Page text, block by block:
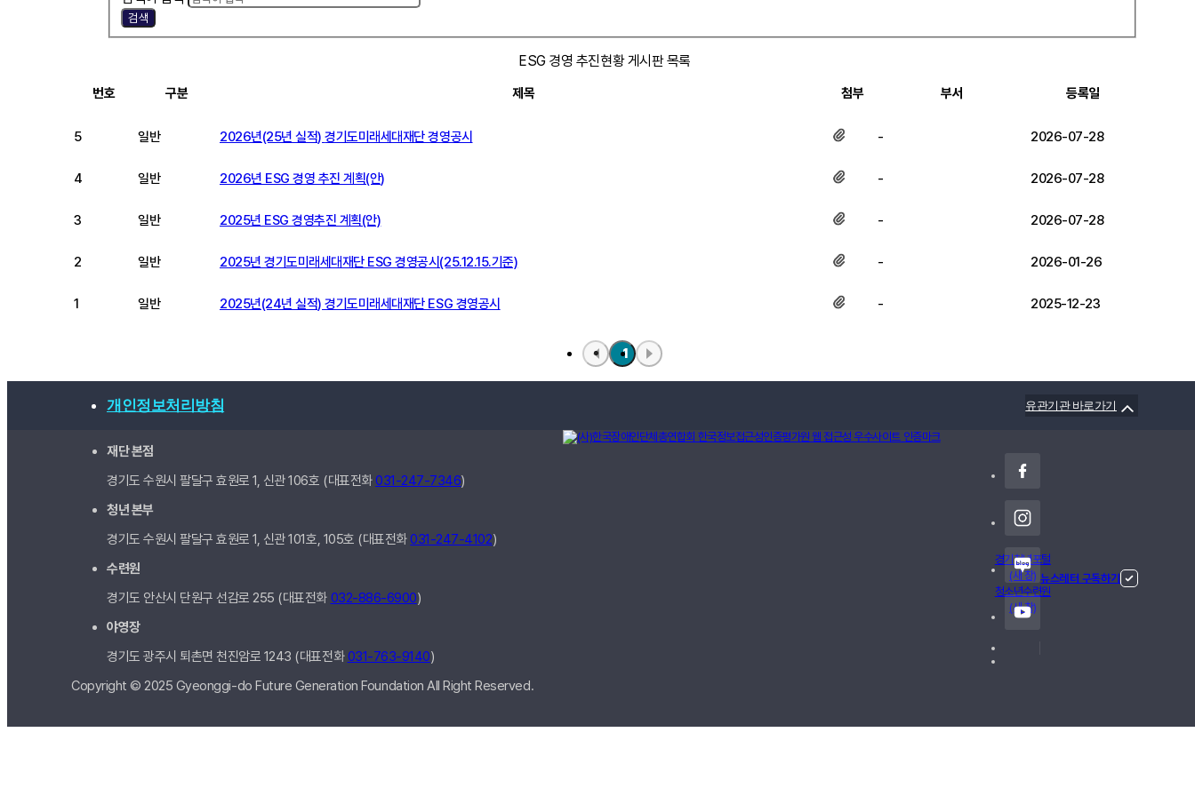
검색
ESG 경영 추진현황 게시판 목록
번호 구분 제목 첨부 부서 등록일
5 일반 2026년(25년 실적) 경기도미래세대재단 경영공시 - 2026-07-28
4 일반 2026년 ESG 경영 추진 계획(안) - 2026-07-28
3 일반 2025년 ESG 경영추진 계획(안) - 2026-07-28
2 일반 2025년 경기도미래세대재단 ESG 경영공시(25.12.15.기준) - 2026-01-26
1 일반 2025년(24년 실적) 경기도미래세대재단 ESG 경영공시 - 2025-12-23
1
개인정보처리방침 유관기관 바로가기
재단 본점
경기도 수원시 팔달구 효원로 1, 신관106호 (대표전화031-247-7346)
청년 본부
경기도 수원시 팔달구 효원로 1, 신관101호, 105호 (대표전화031-247-4102)
수련원
경기도 안산시 단원구 선감로 255 (대표전화 032-886-6900)
야영장
경기도 광주시 퇴촌면 천진암로 1243 (대표전화031-763-9140)
Copyright © 2025 Gyeonggi-do Future Generation Foundation All Right Reserved.
경기청년포털
(새 창)
청소년수련원
(새 창)
뉴스레터 구독하기